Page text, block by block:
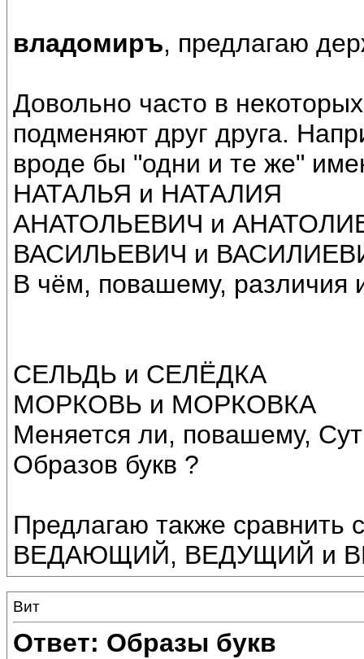
владомиръ, предлагаю
Довольно часто в
подменяют друг друга.
вроде бы "одни и те же"
НАТАЛЬЯ и НАТАЛИЯ
АНАТОЛЬЕВИЧ и
ВАСИЛЬЕВИЧ и
В чём, повашему, различия
СЕЛЬДЬ и СЕЛЁДКА
МОРКОВЬ и МОРКОВКА
Меняется ли, повашему,
Образов букв ?
Предлагаю также сравнить
ВЕДАЮЩИЙ, ВЕДУЩИЙ и
Вит
Ответ: Образы букв